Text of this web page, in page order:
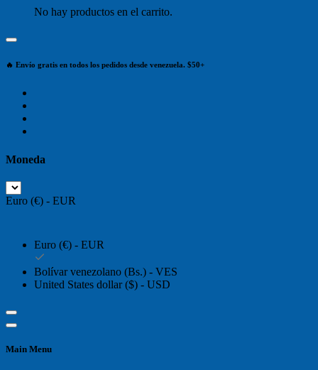
No hay productos en el carrito.
🔥 Envío gratis en todos los pedidos desde venezuela. $50+
Moneda
Euro (€) - EUR
Euro (€) - EUR
Bolívar venezolano (Bs.) - VES
United States dollar ($) - USD
Main Menu